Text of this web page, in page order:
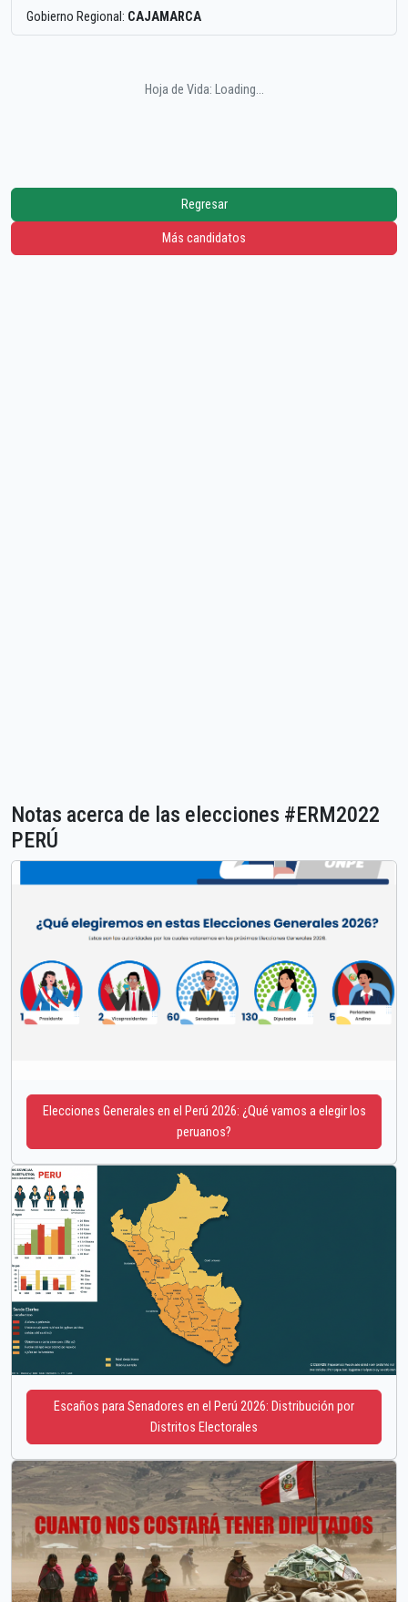
Gobierno Regional: CAJAMARCA
Hoja de Vida: Loading...
Regresar
Más candidatos
Notas acerca de las elecciones #ERM2022
PERÚ
Elecciones Generales en el Perú 2026: ¿Qué vamos a elegir los
peruanos?
Escaños para Senadores en el Perú 2026: Distribución por
Distritos Electorales